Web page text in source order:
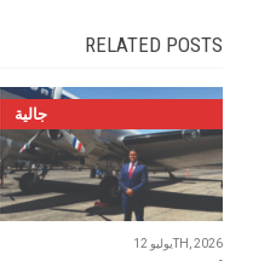
RELATED POSTS
جالية
يوليو 12TH, 2026